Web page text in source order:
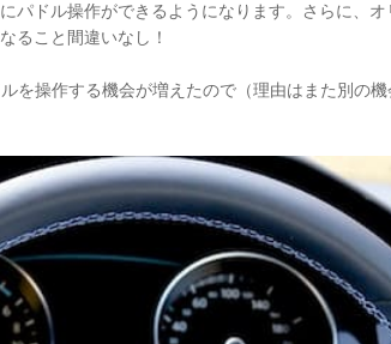
パドル操作ができるようになります。さらに、オ
ること間違いなし！
を操作する機会が増えたので（理由はまた別の